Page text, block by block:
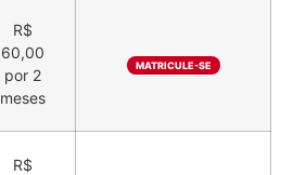
R$
60,00
por 2
meses
MATRICULE-SE
R$